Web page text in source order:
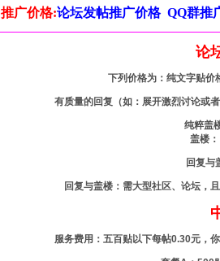
推广价格:论坛发帖推广价格 QQ群推
论
下列价格为：纯文字贴价
有质量的回复（如：展开激烈讨论或
纯粹盖
盖楼
回复与
回复与盖楼：需大型社区、论坛，
服务费用：五百贴以下每帖0.30元，